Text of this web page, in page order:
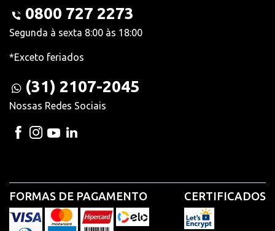
0800 727 2273
Segunda à sexta 8:00 às 18:00
*Exceto feriados
(31) 2107-2045
Nossas Redes Sociais
FORMAS DE PAGAMENTO CERTIFICADOS